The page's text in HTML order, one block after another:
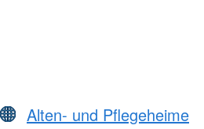
Alten- und Pflegeheime